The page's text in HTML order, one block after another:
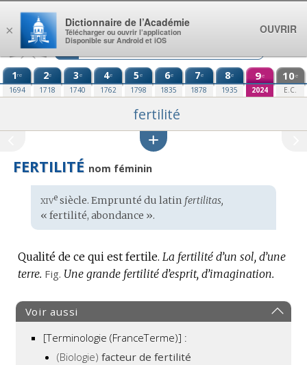
Aller au contenu
1re
1694
2e
1718
3e
1740
4e
1762
5e
1798
6e
1835
7e
1878
8e
1935
9e
2024
10e
E.C.
fertilité
FERTILITÉ nom féminin
Étymologie
:
xivesiècle. Emprunté du latin fertilitas,
« fertilité, abondance ».
Qualité de ce qui est fertile. La fertilité d’un sol, d’une
terre. Fig. Une grande fertilité d’esprit, d’imagination.
Voir aussi
[Terminologie (FranceTerme)] :
(Biologie)facteur de fertilité
×
Dictionnaire de l’Académie
Télécharger ou ouvrir l’application
Disponible sur Android et iOS
OUVRIR